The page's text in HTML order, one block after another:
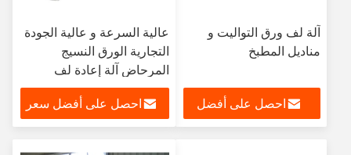
آلة لف ورق التواليت و
مناديل المطبخ
احصل على أفضل
عالية السرعة و عالية الجودة
التجارية الورق النسيج
المرحاض آلة إعادة لف
احصل على أفضل سعر